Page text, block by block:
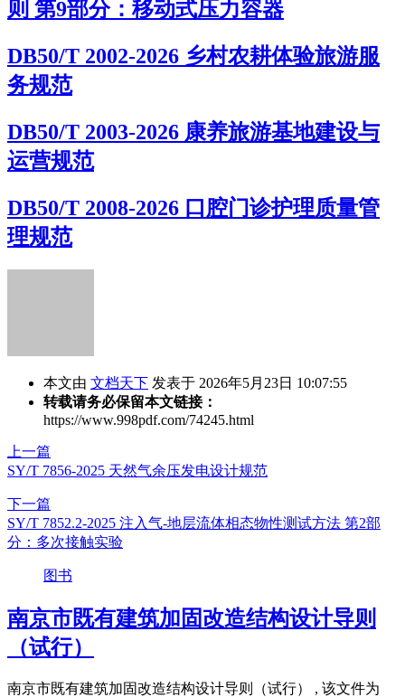
则 第9部分：移动式压力容器
DB50/T 2002-2026 乡村农耕体验旅游服
务规范
DB50/T 2003-2026 康养旅游基地建设与
运营规范
DB50/T 2008-2026 口腔门诊护理质量管
理规范
本文由 文档天下 发表于 2026年5月23日 10:07:55
转载请务必保留本文链接：
https://www.998pdf.com/74245.html
上一篇
SY/T 7856-2025 天然气余压发电设计规范
下一篇
SY/T 7852.2-2025 注入气-地层流体相态物性测试方法 第2部
分：多次接触实验
图书
南京市既有建筑加固改造结构设计导则
（试行）
南京市既有建筑加固改造结构设计导则（试行） , 该文件为